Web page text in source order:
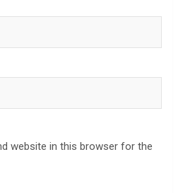
website in this browser for the